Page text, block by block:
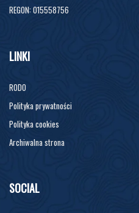
REGON: 015558756
LINKI
RODO
Polityka prywatności
Polityka cookies
Archiwalna strona
SOCIAL